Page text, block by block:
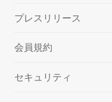
プレスリリース
会員規約
セキュリティ